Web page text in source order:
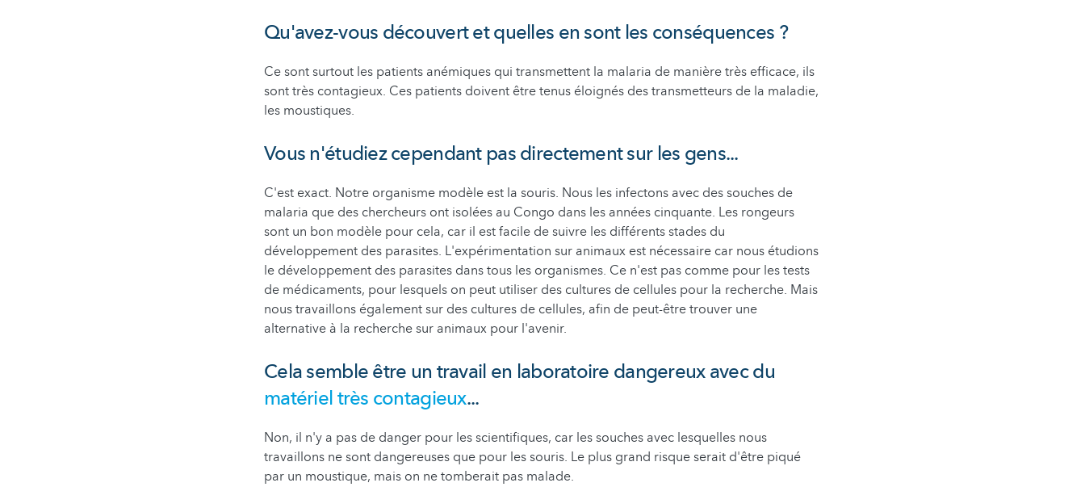
Qu'avez-vous découvert et quelles en sont les conséquences ?
Ce sont surtout les patients anémiques qui transmettent la malaria de manière très efficace, ils
sont très contagieux. Ces patients doivent être tenus éloignés des transmetteurs de la maladie,
les moustiques.
Vous n'étudiez cependant pas directement sur les gens...
C'est exact. Notre organisme modèle est la souris. Nous les infectons avec des souches de
malaria que des chercheurs ont isolées au Congo dans les années cinquante. Les rongeurs
sont un bon modèle pour cela, car il est facile de suivre les différents stades du
développement des parasites. L'expérimentation sur animaux est nécessaire car nous étudions
le développement des parasites dans tous les organismes. Ce n'est pas comme pour les tests
de médicaments, pour lesquels on peut utiliser des cultures de cellules pour la recherche. Mais
nous travaillons également sur des cultures de cellules, afin de peut-être trouver une
alternative à la recherche sur animaux pour l'avenir.
Cela semble être un travail en laboratoire dangereux avec du
matériel très contagieux...
Non, il n'y a pas de danger pour les scientifiques, car les souches avec lesquelles nous
travaillons ne sont dangereuses que pour les souris. Le plus grand risque serait d'être piqué
par un moustique, mais on ne tomberait pas malade.